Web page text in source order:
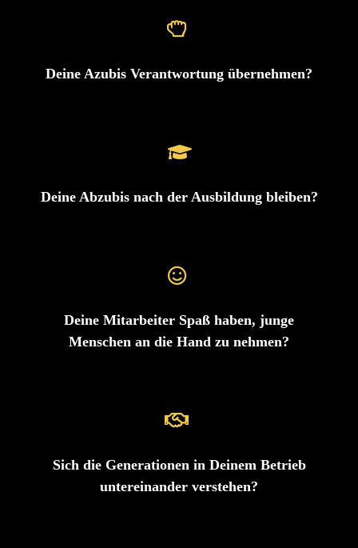
Deine Azubis Verantwortung übernehmen?
Deine Abzubis nach der Ausbildung bleiben?
Deine Mitarbeiter Spaß haben, junge
Menschen an die Hand zu nehmen?
Sich die Generationen in Deinem Betrieb
untereinander verstehen?